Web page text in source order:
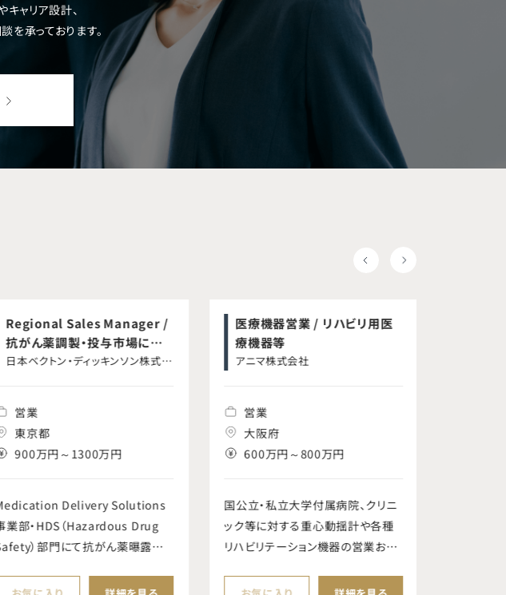
ャリア設計、
を承っております。
Regional Sales Manager /
抗がん薬調製・投与市場にお
けるファシールシステム製品
日本ベクトン・ディッキンソン株式会
営業
東京都
900万円～1300万円
Delivery Solutions
業部・HDS（Hazardous Drug
）部門にて抗がん薬曝露
Huber 針を担当する Sales
医療機器営業 / リハビリ用医
療機器等
アニマ株式会社
営業
大阪府
600万円～800万円
国公立・私立大学付属病院、クリニ
ック等に対する重心動揺計や各種
リハビリテーション機器の営業およ
の医療機器ディーラーとの関係構